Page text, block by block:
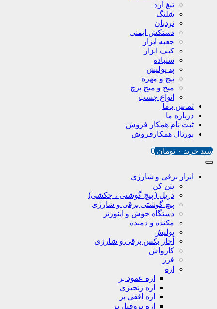
تیغ اره
شلنگ
نردبان
دستکش ایمنی
جعبه ابزار
کیف ابزار
سنباده
پد پولیش
پیچ و مهره
میخ و میخ پرچ
انواع چسب
تماس باما
درباره ما
ثبت نام همکار فروش
پورتال همکارفروش
سبد خرید ۰ تومان 0
ابزار برقی و شارژی
بتن کن
دریل ( پیچ گوشتی ، چکشی)
پیچ گوشتی برقی و شارژی
دستگاه جوش و اینورتر
مکنده و دمنده
پولیش
آچار بکس برقی و شارژی
کارواش
فرز
اره
اره عمود بر
اره زنجیری
اره افقی بر
اره پروفیل پر